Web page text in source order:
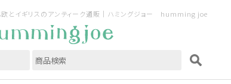
欧とイギリスのアンティーク通販｜ハミングジョー humming joe